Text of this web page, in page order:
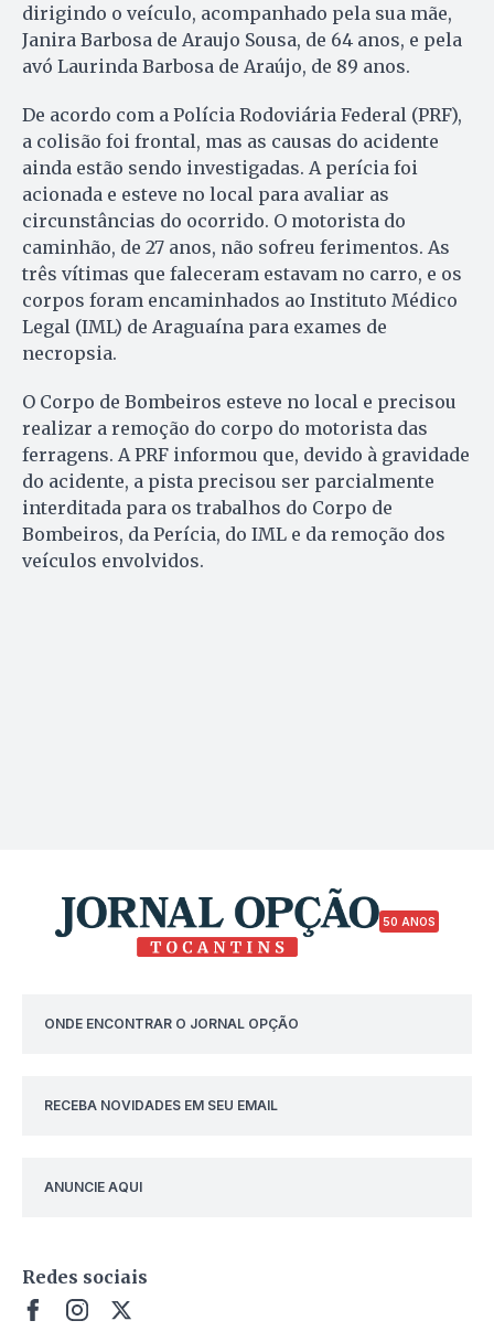
dirigindo o veículo, acompanhado pela sua mãe,
Janira Barbosa de Araujo Sousa, de 64 anos, e pela
avó Laurinda Barbosa de Araújo, de 89 anos.
De acordo com a Polícia Rodoviária Federal (PRF),
a colisão foi frontal, mas as causas do acidente
ainda estão sendo investigadas. A perícia foi
acionada e esteve no local para avaliar as
circunstâncias do ocorrido. O motorista do
caminhão, de 27 anos, não sofreu ferimentos. As
três vítimas que faleceram estavam no carro, e os
corpos foram encaminhados ao Instituto Médico
Legal (IML) de Araguaína para exames de
necropsia.
O Corpo de Bombeiros esteve no local e precisou
realizar a remoção do corpo do motorista das
ferragens. A PRF informou que, devido à gravidade
do acidente, a pista precisou ser parcialmente
interditada para os trabalhos do Corpo de
Bombeiros, da Perícia, do IML e da remoção dos
veículos envolvidos.
50 ANOS
ONDE ENCONTRAR O JORNAL OPÇÃO
RECEBA NOVIDADES EM SEU EMAIL
ANUNCIE AQUI
Redes sociais